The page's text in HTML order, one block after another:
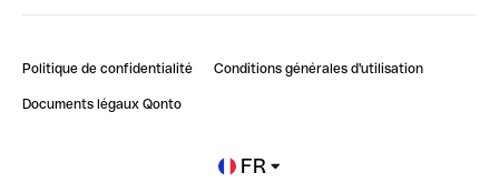
Impact de l'IA sur les carrières/productivité
Blog
Newsroom
Politique de confidentialité Conditions générales d'utilisation
Documents légaux Qonto
FR